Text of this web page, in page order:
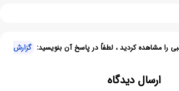
را مشاهده کردید ، لطفاً در پاسخ آن بنویسید: گزارش
ارسال دیدگاه